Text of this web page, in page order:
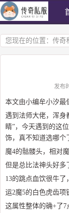
您现在的位置： 传奇
发布
本文由小编牟小汐最
遇到法师大佬，浑身
睛”，今天遇到的这
饰，真不知道选哪个
魔4的骷髅头，相对
但是总比法神头好多
13的跳点血饮很牛了
运2魔5的白色虎齿项
这属性整体的确+了